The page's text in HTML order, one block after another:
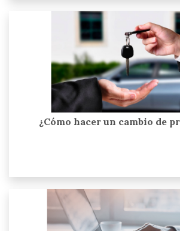
¿Cómo hacer un cambio de